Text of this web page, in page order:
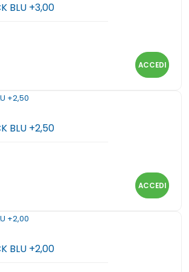
BLU +3,00
ACCEDI
BLU +2,50
ACCEDI
BLU +2,00